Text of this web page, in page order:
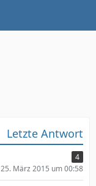
Letzte Antwort
4
25. März 2015 um 00:58